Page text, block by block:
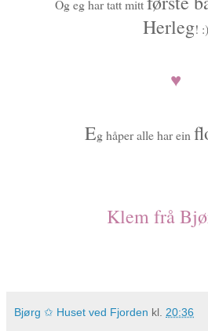
Og eg har tatt mitt
Herleg! :)
♥
Eg håper alle har ein
Klem frå
Bjørg ✩ Huset ved Fjorden kl. 20:36